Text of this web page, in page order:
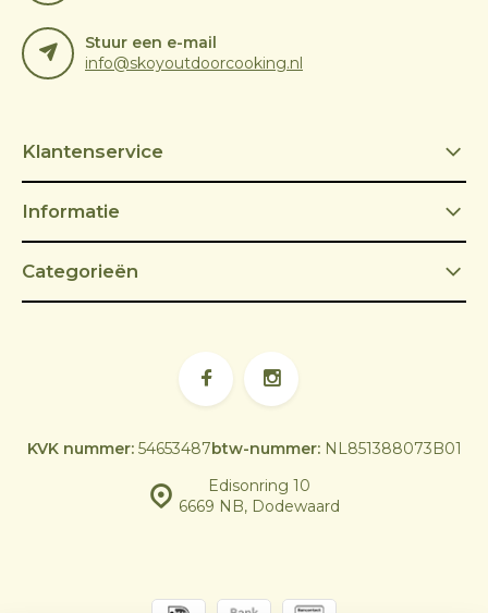
Stuur een e-mail
info@skoyoutdoorcooking.nl
Klantenservice
Informatie
Categorieën
Edisonring 10
6669 NB, Dodewaard
KVK nummer:54653487btw-nummer:NL851388073B01